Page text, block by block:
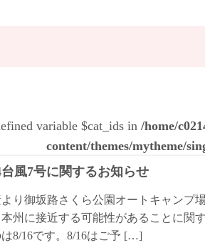
variable $cat_ids in /home/
content/themes/mytheme/
台風7号に関するお知らせ
り御坂路さくら公園オートキャンプ
本州に接近する可能性があることに関
は8/16です。8/16はご予 […]